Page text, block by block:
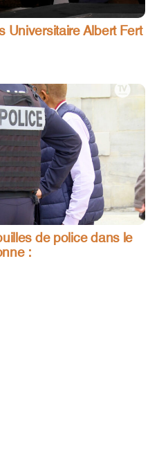
Universitaire Albert Fert
de police dans le
: